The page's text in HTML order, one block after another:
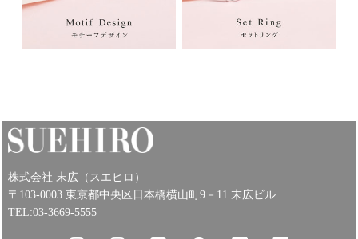
株式会社 末広（スエヒロ）
〒103-0003 東京都中央区日本橋横山町9－11 末広ビル
TEL:03-3669-5555